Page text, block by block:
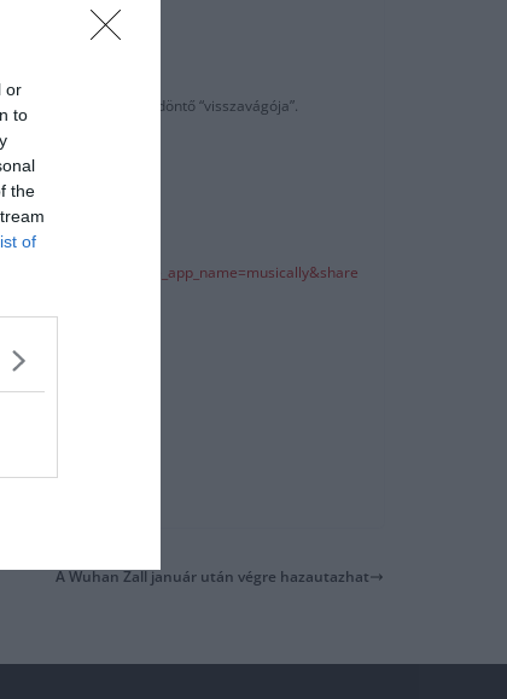
or
to
the
of
es Bajnokok Ligája döntő “visszavágója”.
A Wuhan Zall január után végre hazautazhat